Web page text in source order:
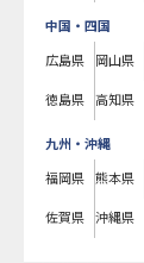
中国・四国
広島県 岡山県
徳島県 高知県
九州・沖縄
福岡県 熊本県
佐賀県 沖縄県